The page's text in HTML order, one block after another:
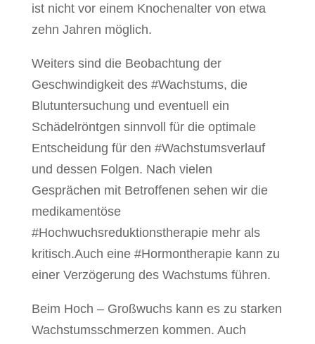
ist nicht vor einem Knochenalter von etwa
zehn Jahren möglich.
Weiters sind die Beobachtung der
Geschwindigkeit des #Wachstums, die
Blutuntersuchung und eventuell ein
Schädelröntgen sinnvoll für die optimale
Entscheidung für den #Wachstumsverlauf
und dessen Folgen. Nach vielen
Gesprächen mit Betroffenen sehen wir die
medikamentöse
#Hochwuchsreduktionstherapie mehr als
kritisch.Auch eine #Hormontherapie kann zu
einer Verzögerung des Wachstums führen.
Beim Hoch – Großwuchs kann es zu starken
Wachstumsschmerzen kommen. Auch